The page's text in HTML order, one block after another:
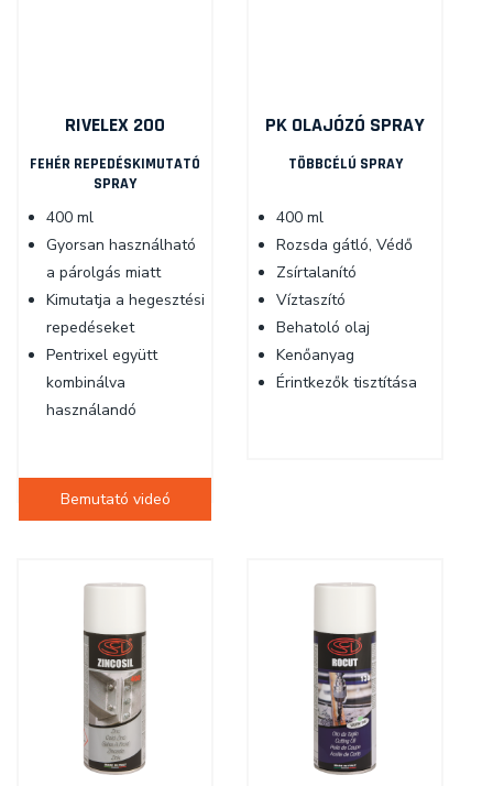
RIVELEX 200
FEHÉR REPEDÉSKIMUTATÓ
SPRAY
400 ml
Gyorsan használható
a párolgás miatt
Kimutatja a hegesztési
repedéseket
Pentrixel együtt
kombinálva
használandó
Bemutató videó
PK OLAJÓZÓ SPRAY
TÖBBCÉLÚ SPRAY
400 ml
Rozsda gátló, Védő
Zsírtalanító
Víztaszító
Behatoló olaj
Kenőanyag
Érintkezők tisztítása